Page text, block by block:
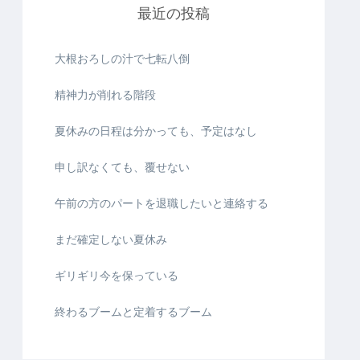
最近の投稿
大根おろしの汁で七転八倒
精神力が削れる階段
夏休みの日程は分かっても、予定はなし
申し訳なくても、覆せない
午前の方のパートを退職したいと連絡する
まだ確定しない夏休み
ギリギリ今を保っている
終わるブームと定着するブーム